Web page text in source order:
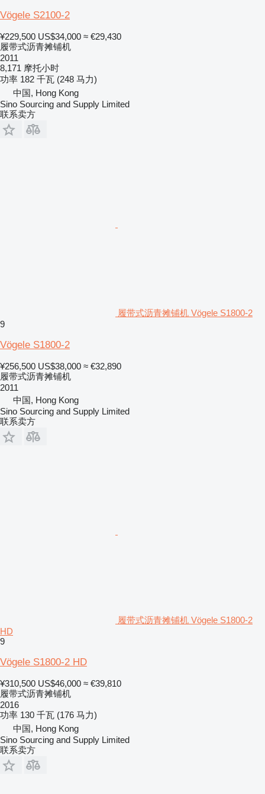
Vögele S2100-2
¥229,500 US$34,000 ≈ €29,430
履带式沥青摊铺机
2011
8,171 摩托小时
功率 182 千瓦 (248 马力)
中国, Hong Kong
Sino Sourcing and Supply Limited
联系卖方
履带式沥青摊铺机 Vögele S1800-2
9
Vögele S1800-2
¥256,500 US$38,000 ≈ €32,890
履带式沥青摊铺机
2011
中国, Hong Kong
Sino Sourcing and Supply Limited
联系卖方
履带式沥青摊铺机 Vögele S1800-2
HD
9
Vögele S1800-2 HD
¥310,500 US$46,000 ≈ €39,810
履带式沥青摊铺机
2016
功率 130 千瓦 (176 马力)
中国, Hong Kong
Sino Sourcing and Supply Limited
联系卖方